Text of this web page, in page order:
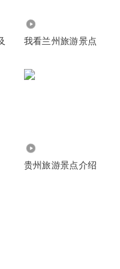
我看兰州旅游景点
贵州旅游景点介绍